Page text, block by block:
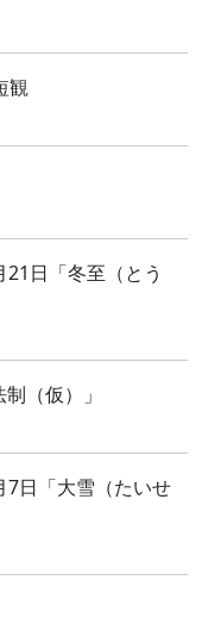
観
日「冬至（とう
（仮）」
日「大雪（たいせ